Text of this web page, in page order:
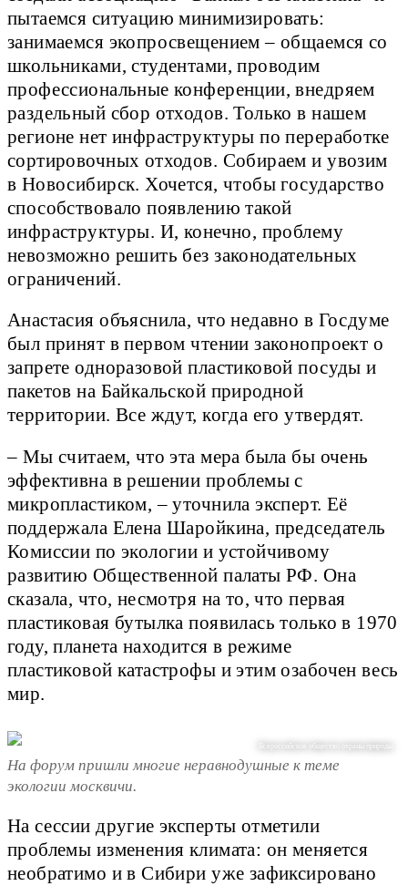
пытаемся ситуацию минимизировать:
занимаемся экопросвещением – общаемся со
школьниками, студентами, проводим
профессиональные конференции, внедряем
раздельный сбор отходов. Только в нашем
регионе нет инфраструктуры по переработке
сортировочных отходов. Собираем и увозим
в Новосибирск. Хочется, чтобы государство
способствовало появлению такой
инфраструктуры. И, конечно, проблему
невозможно решить без законодательных
ограничений.
Анастасия объяснила, что недавно в Госдуме
был принят в первом чтении законопроект о
запрете одноразовой пластиковой посуды и
пакетов на Байкальской природной
территории. Все ждут, когда его утвердят.
– Мы считаем, что эта мера была бы очень
эффективна в решении проблемы с
микропластиком, – уточнила эксперт. Её
поддержала Елена Шаройкина, председатель
Комиссии по экологии и устойчивому
развитию Общественной палаты РФ. Она
сказала, что, несмотря на то, что первая
пластиковая бутылка появилась только в 1970
году, планета находится в режиме
пластиковой катастрофы и этим озабочен весь
мир.
Всероссийское общество охраны природы
На форум пришли многие неравнодушные к теме
экологии москвичи.
На сессии другие эксперты отметили
проблемы изменения климата: он меняется
необратимо и в Сибири уже зафиксировано